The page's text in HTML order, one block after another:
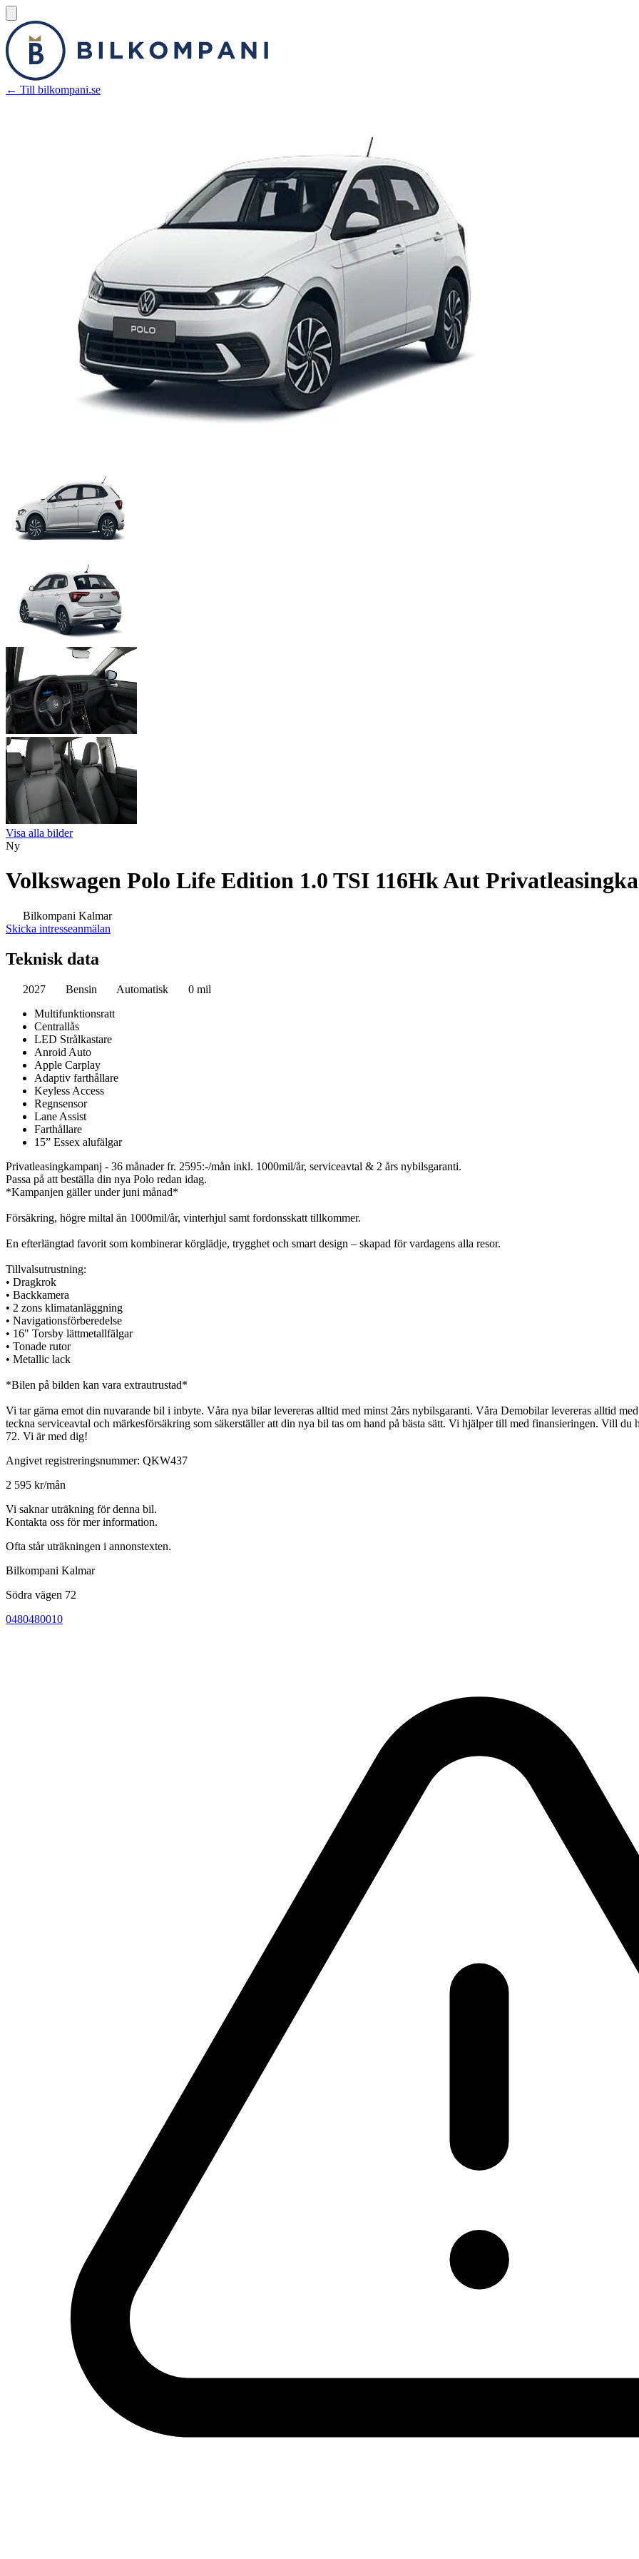
← Till bilkompani.se
Visa alla bilder
Ny
Volkswagen Polo Life Edition 1.0 TSI 116Hk Aut
Bilkompani Kalmar
Skicka intresseanmälan
Teknisk data
2027 Bensin Automatisk
0 mil
Multifunktionsratt
Centrallås
LED Strålkastare
Anroid Auto
Apple Carplay
Adaptiv farthållare
Keyless Access
Regnsensor
Lane Assist
Farthållare
15” Essex alufälgar
Privatleasingkampanj - 36 månader fr. 2595:-/mån inkl. 1000mil/år, serviceavtal & 2 års nybilsgaranti.
Passa på att beställa din nya Polo redan idag.
*Kampanjen gäller under juni månad*
Försäkring, högre miltal än 1000mil/år, vinterhjul samt fordonsskatt tillkommer.
En efterlängtad favorit som kombinerar körglädje, trygghet och smart design – skapad för vardagens alla resor.
Tillvalsutrustning:
• Dragkrok
• Backkamera
• 2 zons klimatanläggning
• Navigationsförberedelse
• 16" Torsby lättmetallfälgar
• Tonade rutor
• Metallic lack
*Bilen på bilden kan vara extrautrustad*
Vi tar gärna emot din nuvarande bil i inbyte. Våra nya bilar levereras alltid med minst 2års nybilsgaranti. Våra Demobilar levereras alltid
teckna serviceavtal och märkesförsäkring som säkerställer att din nya bil tas om hand på bästa sätt. Vi hjälper till med finansieringen. Vill
72. Vi är med dig!
Angivet registreringsnummer: QKW437
2 595 kr/mån
Vi saknar uträkning för denna bil.
Kontakta oss för mer information.
Ofta står uträkningen i annonstexten.
Bilkompani Kalmar
Södra vägen 72
0480480010